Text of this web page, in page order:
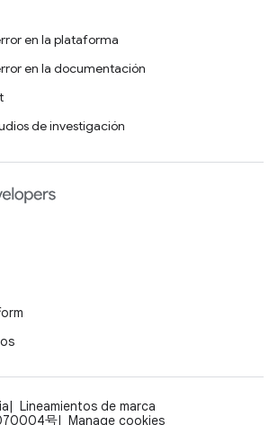
en la plataforma
en la documentación
de investigación
Lineamientos de marca
号
Manage cookies